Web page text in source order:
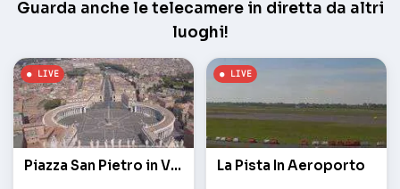
Guarda anche le telecamere in diretta da altri
luoghi!
Piazza San Pietro in Vaticano La Pista In Aeroporto